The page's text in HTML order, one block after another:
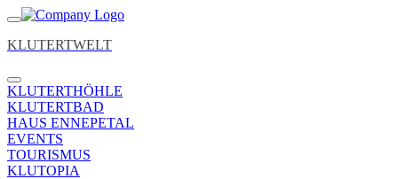
KLUTERTWELT
KLUTERTHÖHLE
KLUTERTBAD
HAUS ENNEPETAL
EVENTS
TOURISMUS
KLUTOPIA